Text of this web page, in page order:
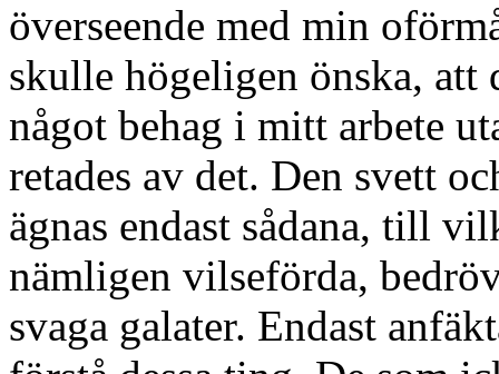
överseende med min
skulle högeligen önska,
något behag i mitt arbete
retades av det. Den svett
ägnas endast sådana, till
nämligen vilseförda,
svaga galater. Endast